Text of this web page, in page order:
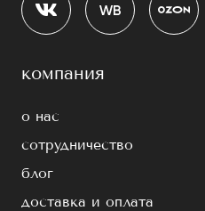
компания
о нас
сотрудничество
блог
доставка и оплата